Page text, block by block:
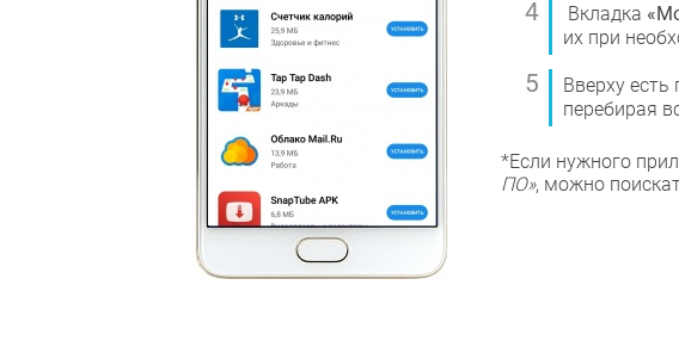
Вкладка
их при
Вверху
перебирая
*Если нужного
ПО», можно